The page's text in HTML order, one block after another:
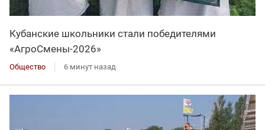
Кубанские школьники стали победителями
«АгроСмены-2026»
Общество 6 минут назад